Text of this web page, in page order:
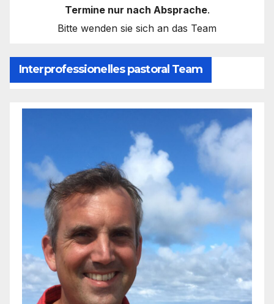
Termine nur nach Absprache.
Bitte wenden sie sich an das Team
Interprofessionelles pastoral Team